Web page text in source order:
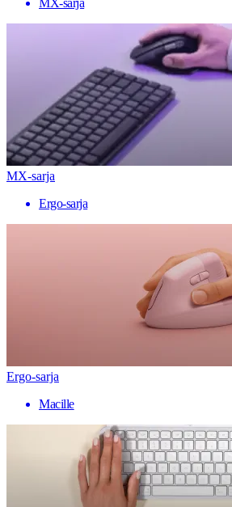
MX-sarja
MX-sarja
Ergo-sarja
Ergo-sarja
Macille